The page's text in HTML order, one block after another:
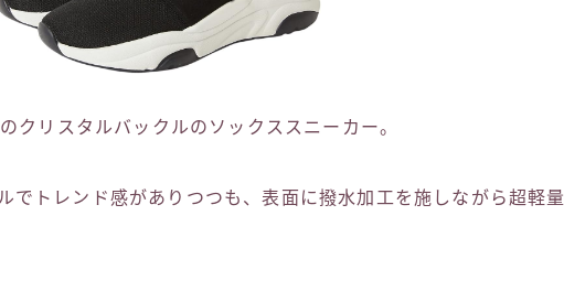
クリスタルバックルのソックススニーカー。
でトレンド感がありつつも、表面に撥水加工を施しながら超軽量